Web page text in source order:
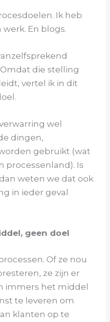
Ik heb
En blogs.
die stelling
vertel ik in dit
wel
dingen,
gebruikt (wat
processenland). Is
weten we dat ook
in ieder geval
geen doel
Of ze nou
ze zijn er
immers het middel
te leveren om
klanten op te